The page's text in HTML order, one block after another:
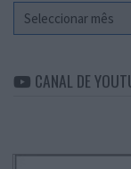
Arquivo
CANAL DE